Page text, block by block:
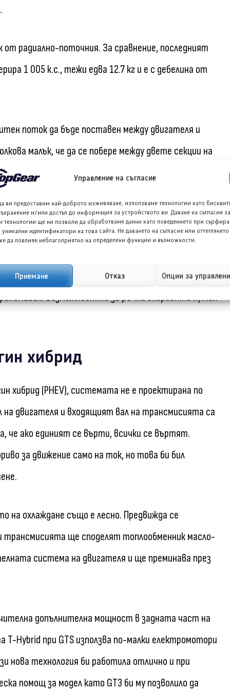
Управление на съгласие
ви предоставим най-доброто изживяване, използваме технологии като
и/или достъп до информация за устройството ви. Даване на съгласие за
технологии ще ни позволи да обработваме данни като поведението при
уникални идентификатори на това сайта. Не даването на съгласие или
да повлияе неблагоприятно на определени функции и възможности.
Приемане Отказ Опции за
радиално-поточния. За сравнение, последният
1 005 к.с., тежи едва 12.7 кг и е с дебелина от
поток да бъде поставен между двигателя и
малък, че да се побере между двете секции на
и мощност, моторът ще бъде поместен в
с трансмисия с двоен съединител
в задната част на спортен автомобил,
Възможността за ръчна скоростна кутия
хибрид
хибрид (PHEV), системата не е проектирана по
двигателя и входящият вал на трансмисията са
че ако единият се върти, всички се въртят.
за движение само на ток, но това би бил
на охлаждане също е лесно. Предвижда се
ще споделят топлообменник масло-
система на двигателя и ще преминава през
допълнителна мощност в задната част на
Hybrid при GTS използва по-малки електромотори
нова технология би работила отлично и при
помощ за модел като GT3 би му позволило да